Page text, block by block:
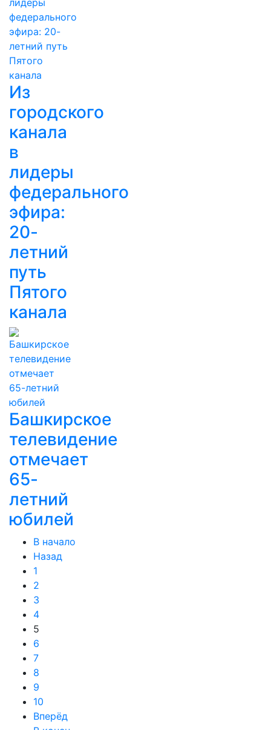
Из
городского
канала
в
лидеры
федерального
эфира:
20-
летний
путь
Пятого
канала
Башкирское
телевидение
отмечает
65-
летний
юбилей
В начало
Назад
1
2
3
4
5
6
7
8
9
10
Вперёд